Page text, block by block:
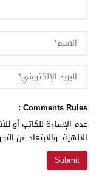
Comments Rules :
عدم الإساءة للكاتب أو
الالهية. والابتعاد عن